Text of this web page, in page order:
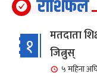
राशिफल
१
मतदाता
जित्नुस्
५ महिना